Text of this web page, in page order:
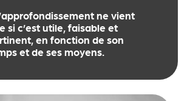
ne vient
si c’est utile, faisable et
en fonction de son
et de ses moyens.